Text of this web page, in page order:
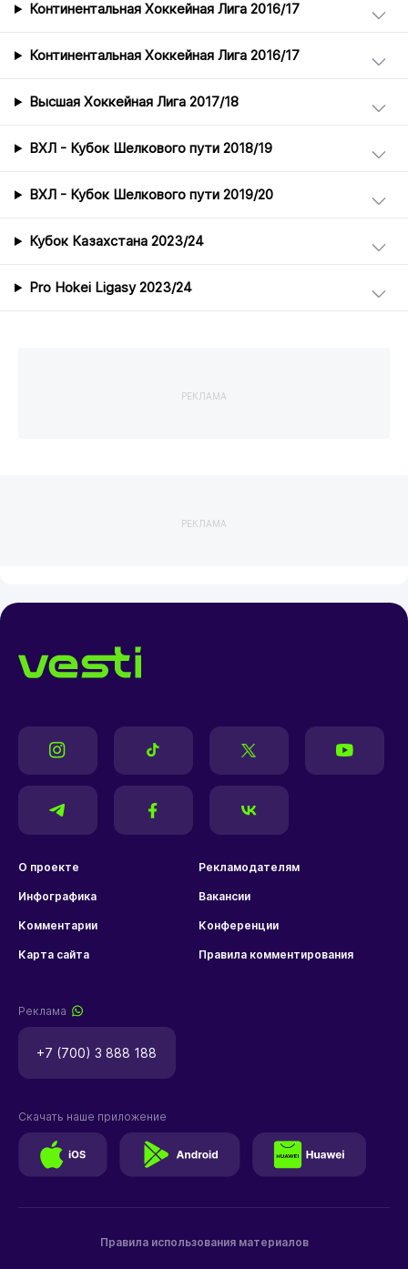
Континентальная Хоккейная Лига 2016/17
Континентальная Хоккейная Лига 2016/17
Высшая Хоккейная Лига 2017/18
ВХЛ - Кубок Шелкового пути 2018/19
ВХЛ - Кубок Шелкового пути 2019/20
Кубок Казахстана 2023/24
Pro Hokei Ligasy 2023/24
РЕКЛАМА
РЕКЛАМА
О проекте Рекламодателям
Инфографика Вакансии
Комментарии Конференции
Карта сайта Правила комментирования
Реклама
+7 (700) 3 888 188
Правила использования материалов
Скачать наше приложение